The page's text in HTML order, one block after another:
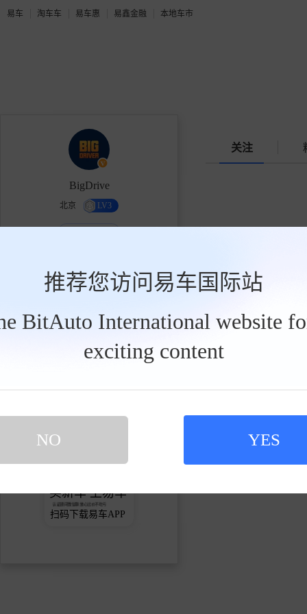
易车 淘车车 易车惠 易鑫金融 本地车市
推荐您访问易车国际站
BitAuto International website
exciting content
NO YES
BigDrive
北京 LV3
16.1万
获赞
0
关注
10.5万
粉丝
关注
发私信
买新车 上易车
认证顾问微信聊 放心比价不吃亏
扫码下载易车APP
关注